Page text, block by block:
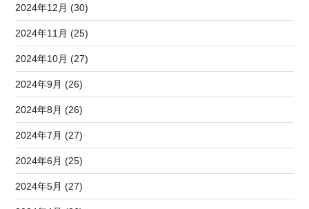
2024年12月 (30)
2024年11月 (25)
2024年10月 (27)
2024年9月 (26)
2024年8月 (26)
2024年7月 (27)
2024年6月 (25)
2024年5月 (27)